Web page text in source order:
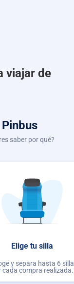
viajar de
saber por qué?
Elige tu silla
y separa hasta 6
cada compra realizada.